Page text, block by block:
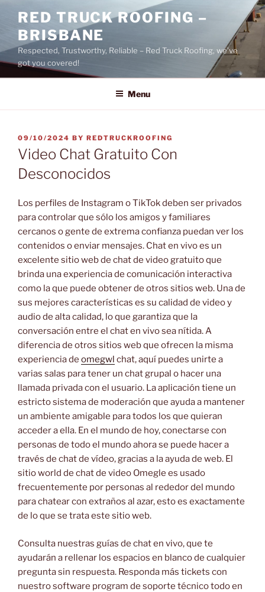
content
RED TRUCK ROOFING –
BRISBANE
Respected, Trustworthy, Reliable – Red Truck Roofing, we’ve
got you covered!
Menu
POSTED
ON
09/10/2024 BY REDTRUCKROOFING
Video Chat Gratuito Con
Desconocidos
Los perfiles de Instagram o TikTok deben ser privados
para controlar que sólo los amigos y familiares
cercanos o gente de extrema confianza puedan ver los
contenidos o enviar mensajes. Chat en vivo es un
excelente sitio web de chat de video gratuito que
brinda una experiencia de comunicación interactiva
como la que puede obtener de otros sitios web. Una de
sus mejores características es su calidad de video y
audio de alta calidad, lo que garantiza que la
conversación entre el chat en vivo sea nítida. A
diferencia de otros sitios web que ofrecen la misma
experiencia de omegwl chat, aquí puedes unirte a
varias salas para tener un chat grupal o hacer una
llamada privada con el usuario. La aplicación tiene un
estricto sistema de moderación que ayuda a mantener
un ambiente amigable para todos los que quieran
acceder a ella. En el mundo de hoy, conectarse con
personas de todo el mundo ahora se puede hacer a
través de chat de vídeo, gracias a la ayuda de web. El
sitio world de chat de video Omegle es usado
frecuentemente por personas al rededor del mundo
para chatear con extraños al azar, esto es exactamente
de lo que se trata este sitio web.
Consulta nuestras guías de chat en vivo, que te
ayudarán a rellenar los espacios en blanco de cualquier
pregunta sin respuesta. Responda más tickets con
nuestro software program de soporte técnico todo en